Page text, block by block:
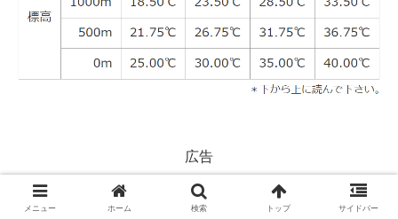
広告
メニュー ホーム 検索 トップ サイドバー